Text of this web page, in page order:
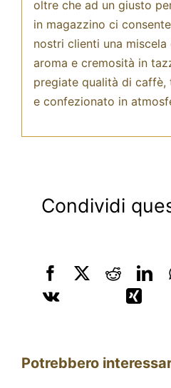
oltre che ad un giusto
in magazzino ci
nostri clienti una
aroma e cremosità in
pregiate qualità di
e confezionato in
Condividi
Potrebbero